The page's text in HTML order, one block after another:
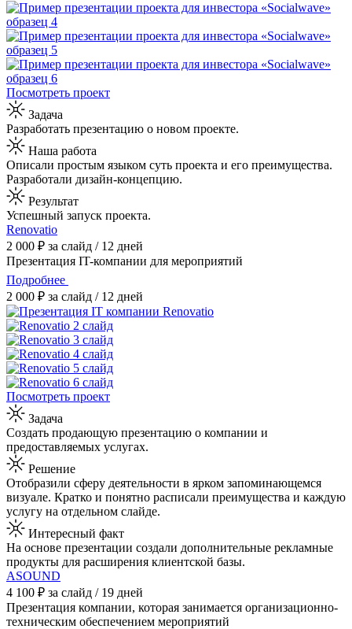
Посмотреть проект
Задача
Разработать презентацию о новом проекте.
Наша работа
Описали простым языком суть проекта и его преимущества.
Разработали дизайн-концепцию.
Результат
Успешный запуск проекта.
Renovatio
2 000 ₽ за слайд / 12 дней
Презентация IT-компании для мероприятий
Подробнее
2 000 ₽ за слайд / 12 дней
Посмотреть проект
Задача
Создать продающую презентацию о компании и
предоставляемых услугах.
Решение
Отобразили сферу деятельности в ярком запоминающемся
визуале. Кратко и понятно расписали преимущества и каждую
услугу на отдельном слайде.
Интересный факт
На основе презентации создали дополнительные рекламные
продукты для расширения клиентской базы.
ASOUND
4 100 ₽ за слайд / 19 дней
Презентация компании, которая занимается организационно-
техническим обеспечением мероприятий